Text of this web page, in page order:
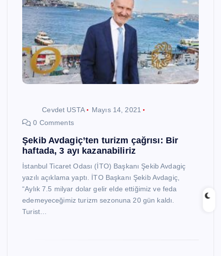
Cevdet USTA
Mayıs 14, 2021
0 Comments
Şekib Avdagiç’ten turizm çağrısı: Bir
haftada, 3 ayı kazanabiliriz
İstanbul Ticaret Odası (İTO) Başkanı Şekib Avdagiç
yazılı açıklama yaptı. İTO Başkanı Şekib Avdagiç,
“Aylık 7.5 milyar dolar gelir elde ettiğimiz ve feda
edemeyeceğimiz turizm sezonuna 20 gün kaldı.
Turist…